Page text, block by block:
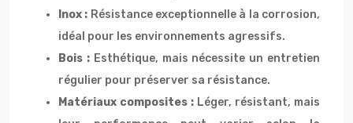
Inox : Résistance exceptionnelle à la corrosion,
idéal pour les environnements agressifs.
Bois : Esthétique, mais nécessite un entretien
régulier pour préserver sa résistance.
Matériaux composites : Léger, résistant, mais